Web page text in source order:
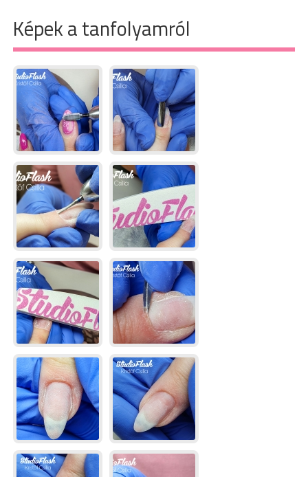
Képek a tanfolyamról